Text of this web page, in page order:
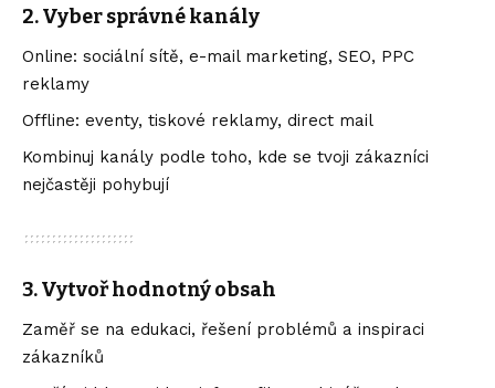
2.Vyber správné kanály
Online: sociální sítě, e-mail marketing, SEO, PPC
reklamy
Offline: eventy, tiskové reklamy, direct mail
Kombinuj kanály podle toho, kde se tvoji zákazníci
nejčastěji pohybují
3.Vytvoř hodnotný obsah
Zaměř se na edukaci, řešení problémů a inspiraci
zákazníků